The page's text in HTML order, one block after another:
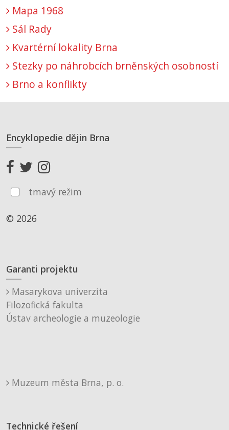
Mapa 1968
Sál Rady
Kvartérní lokality Brna
Stezky po náhrobcích brněnských osobností
Brno a konflikty
Encyklopedie dějin Brna
tmavý režim
© 2026
Garanti projektu
Masarykova univerzita
Filozofická fakulta
Ústav archeologie a muzeologie
Muzeum města Brna, p. o.
Technické řešení